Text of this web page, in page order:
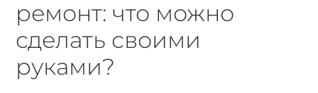
ремонт: что можно
сделать своими
руками?